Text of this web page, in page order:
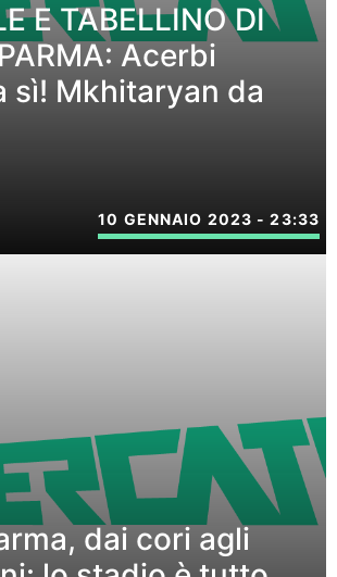
E TABELLINO DI
Acerbi
sì! Mkhitaryan da
10 GENNAIO 2023 - 23:33
dai cori agli